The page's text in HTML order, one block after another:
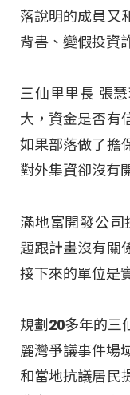
落說明的成員又
背書、變假投資
三仙里里長 張
大，資金是否有
如果部落做了擔
對外集資卻沒有
滿地富開發公司
題跟計畫沒有關
接下來的單位是
規劃20多年的三
麗灣爭議事件場
和當地抗議居民